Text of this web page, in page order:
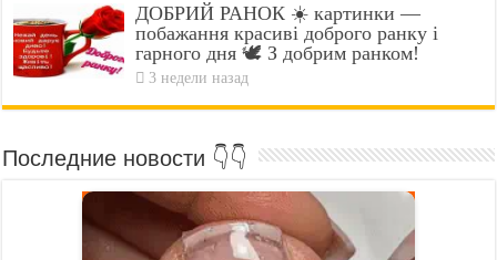
ДОБРИЙ РАНОК ☀️ картинки —
побажання красиві доброго ранку і
гарного дня 🕊️ З добрим ранком!
3 недели назад
Последние новости 👇👇